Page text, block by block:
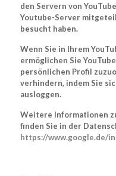
den Servern von
Youtube-Server
besucht haben.
Wenn Sie in Ihrem
ermöglichen Sie
persönlichen Profil
verhindern, indem Sie
ausloggen.
Weitere Informationen
finden Sie in der
https://www.google.de/